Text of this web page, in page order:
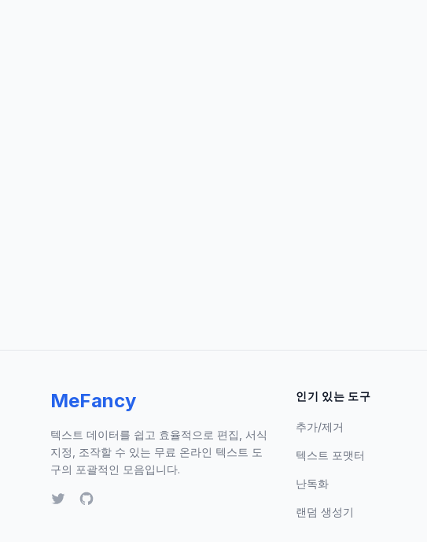
MeFancy
텍스트 데이터를 쉽고 효율적으로 편집, 서식
지정, 조작할 수 있는 무료 온라인 텍스트 도
구의 포괄적인 모음입니다.
인기 있는 도구
추가/제거
텍스트 포맷터
난독화
랜덤 생성기